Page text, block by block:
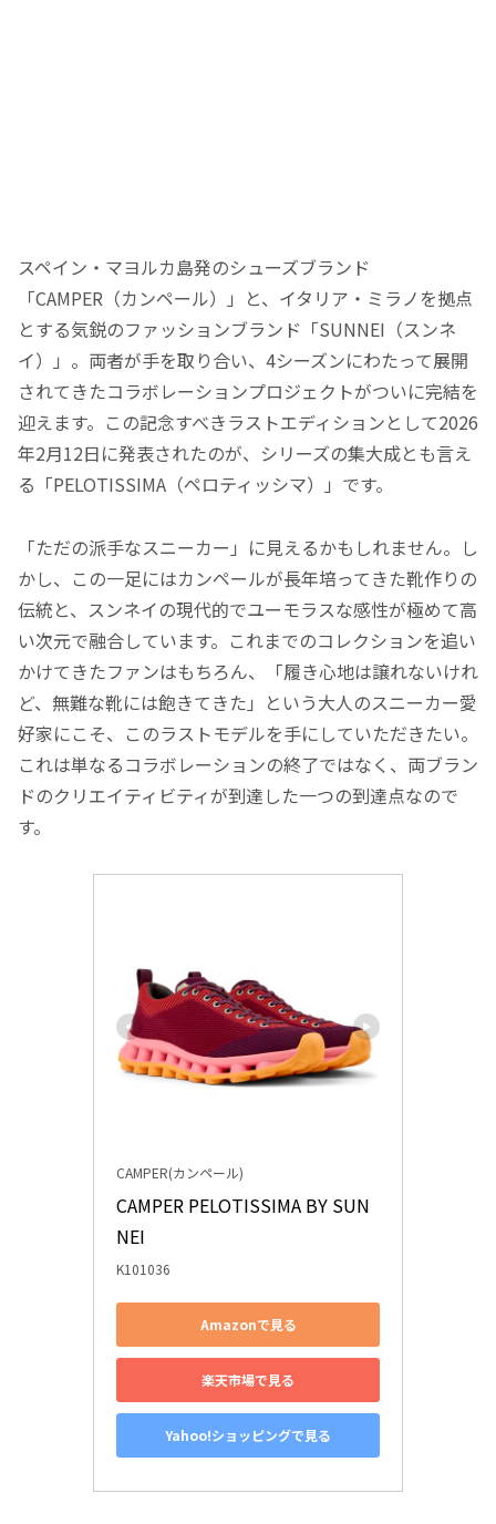
スペイン・マヨルカ島発のシューズブランド
「CAMPER（カンペール）」と、イタリア・ミラノを拠点
とする気鋭のファッションブランド「SUNNEI（スンネ
イ）」。両者が手を取り合い、4シーズンにわたって展開
されてきたコラボレーションプロジェクトがついに完結を
迎えます。この記念すべきラストエディションとして2026
年2月12日に発表されたのが、シリーズの集大成とも言え
る「PELOTISSIMA（ペロティッシマ）」です。
「ただの派手なスニーカー」に見えるかもしれません。し
かし、この一足にはカンペールが長年培ってきた靴作りの
伝統と、スンネイの現代的でユーモラスな感性が極めて高
い次元で融合しています。これまでのコレクションを追い
かけてきたファンはもちろん、「履き心地は譲れないけれ
ど、無難な靴には飽きてきた」という大人のスニーカー愛
好家にこそ、このラストモデルを手にしていただきたい。
これは単なるコラボレーションの終了ではなく、両ブラン
ドのクリエイティビティが到達した一つの到達点なので
す。
CAMPER(カンペール)
CAMPER PELOTISSIMA BY SUN
NEI
K101036
Amazonで見る
楽天市場で見る
Yahoo!ショッピングで見る